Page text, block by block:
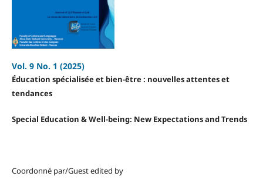
Vol. 9 No. 1 (2025)
Éducation spécialisée et bien-être : nouvelles attentes et
tendances
Special Education & Well-being: New Expectations and Trends
Coordonné par/Guest edited by